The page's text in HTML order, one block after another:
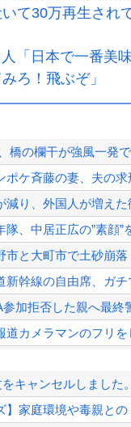
て30万再生され
人「日本で一番美
ろ！飛ぶぞ」
隊、中居正広の”素顔”
パー堀大輔氏、涙を流